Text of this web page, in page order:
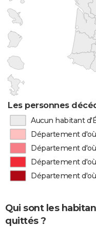
Les personnes
Aucun habitant
Département
Département
Département
Département
Qui sont les
quittés ?